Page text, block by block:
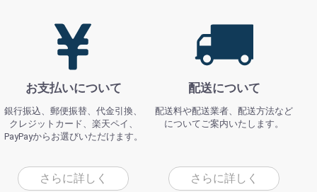
お支払いについて
銀行振込、郵便振替、代金引換、
クレジットカード、楽天ペイ、
PayPayからお選びいただけます。
さらに詳しく
配送について
配送料や配送業者、配送方法など
についてご案内いたします。
さらに詳しく